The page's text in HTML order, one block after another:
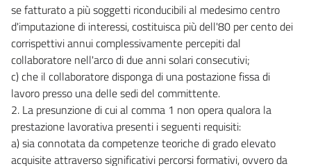
se fatturato a più soggetti riconducibili al medesimo centro
d'imputazione di interessi, costituisca più dell'80 per cento dei
corrispettivi annui complessivamente percepiti dal
collaboratore nell'arco di due anni solari consecutivi;
c) che il collaboratore disponga di una postazione fissa di
lavoro presso una delle sedi del committente.
2. La presunzione di cui al comma 1 non opera qualora la
prestazione lavorativa presenti i seguenti requisiti:
a) sia connotata da competenze teoriche di grado elevato
acquisite attraverso significativi percorsi formativi, ovvero da